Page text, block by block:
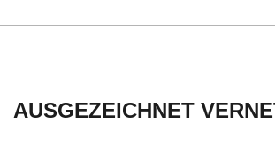
AUSGEZEICHNET